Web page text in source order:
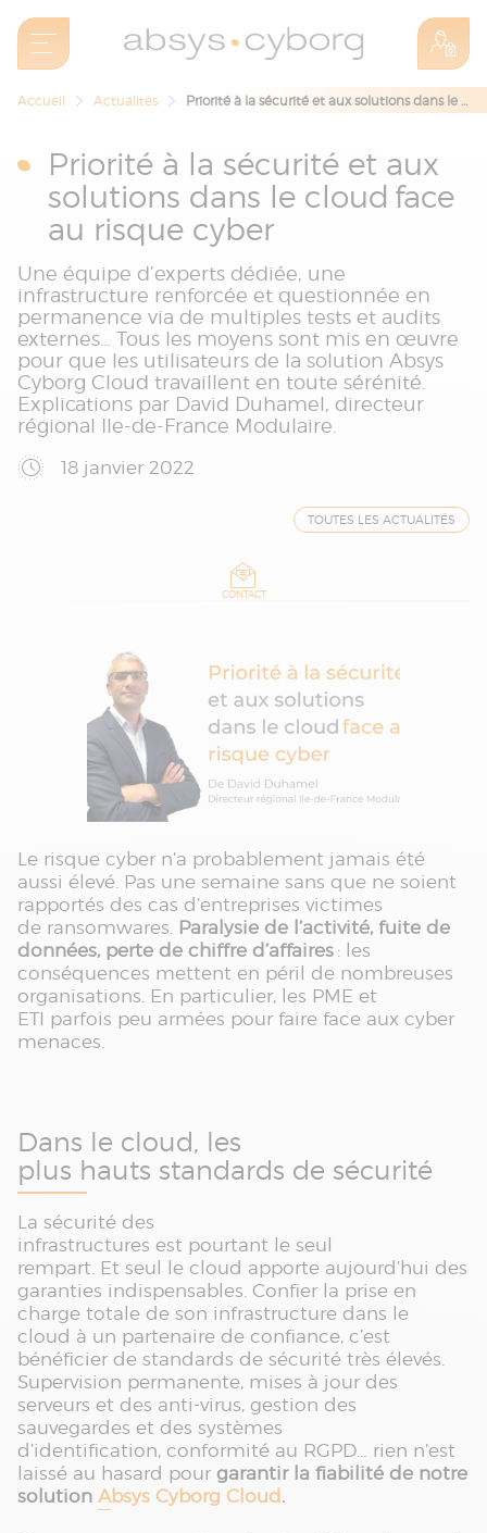
Accueil Actualités Priorité à la sécurité et aux solutions dans le cloud face au risque cyber
Priorité à la sécurité et aux
solutions dans le cloud face
au risque cyber
Une équipe d’experts dédiée, une
infrastructure renforcée et questionnée en
permanence via de multiples tests et audits
externes… Tous les moyens sont mis en œuvre
pour que les utilisateurs de la solution Absys
Cyborg Cloud travaillent en toute sérénité.
Explications par David Duhamel, directeur
régional Ile-de-France Modulaire.
18 janvier 2022
TOUTES LES ACTUALITÉS
CONTACT
Le risque cyber n’a probablement jamais été
aussi élevé. Pas une semaine sans que ne soient
rapportés des cas d’entreprises victimes
de ransomwares. Paralysie de l’activité, fuite de
données, perte de chiffre d’affaires : les
conséquences mettent en péril de nombreuses
organisations. En particulier, les PME et
ETI parfois peu armées pour faire face aux cyber
menaces.
Dans le cloud, les
plus hauts standards de sécurité
La sécurité des
infrastructures est pourtant le seul
rempart. Et seul le cloud apporte aujourd’hui des
garanties indispensables. Confier la prise en
charge totale de son infrastructure dans le
cloud à un partenaire de confiance, c’est
bénéficier de standards de sécurité très élevés.
Supervision permanente, mises à jour des
serveurs et des anti-virus, gestion des
sauvegardes et des systèmes
d’identification, conformité au RGPD… rien n’est
laissé au hasard pour garantir la fiabilité de notre
solution Absys Cyborg Cloud .